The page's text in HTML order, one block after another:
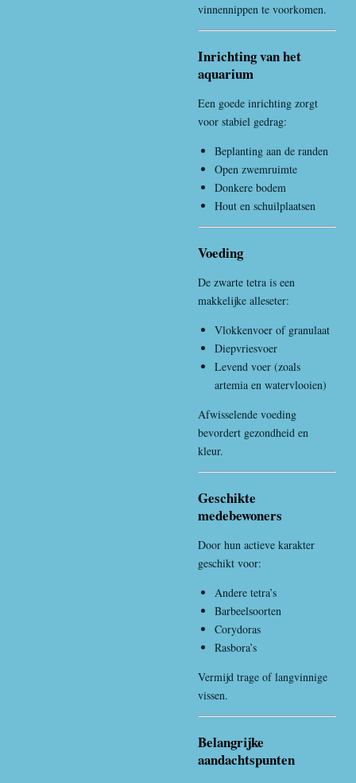
vinnennippen te voorkomen.
Inrichting van het
aquarium
Een goede inrichting zorgt
voor stabiel gedrag:
Beplanting aan de randen
Open zwemruimte
Donkere bodem
Hout en schuilplaatsen
Voeding
De zwarte tetra is een
makkelijke alleseter:
Vlokkenvoer of granulaat
Diepvriesvoer
Levend voer (zoals
artemia en watervlooien)
Afwisselende voeding
bevordert gezondheid en
kleur.
Geschikte
medebewoners
Door hun actieve karakter
geschikt voor:
Andere tetra’s
Barbeelsoorten
Corydoras
Rasbora’s
Vermijd trage of langvinnige
vissen.
Belangrijke
aandachtspunten